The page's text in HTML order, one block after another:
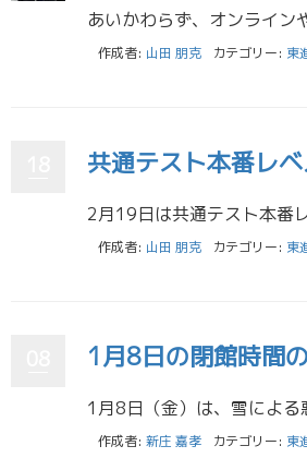
作成者: 山田 朋克 カテゴリー: 東
共通テスト本番レ
作成者: 山田 朋克 カテゴリー: 東
1月8日の閉館時間
作成者: 新庄 嘉孝 カテゴリー: 東